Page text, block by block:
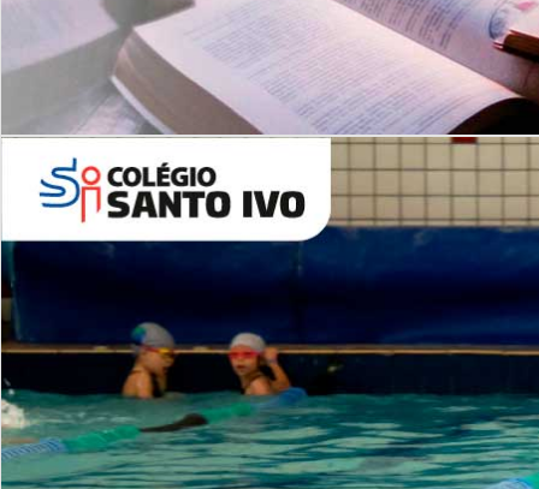
Leituras Literárias
6º AO 9º ANO FUNDAMENTAL
Inglês: Turmas Reduzidas
(Proficiência)
ALUNOS NOVOS
Entre em Contato